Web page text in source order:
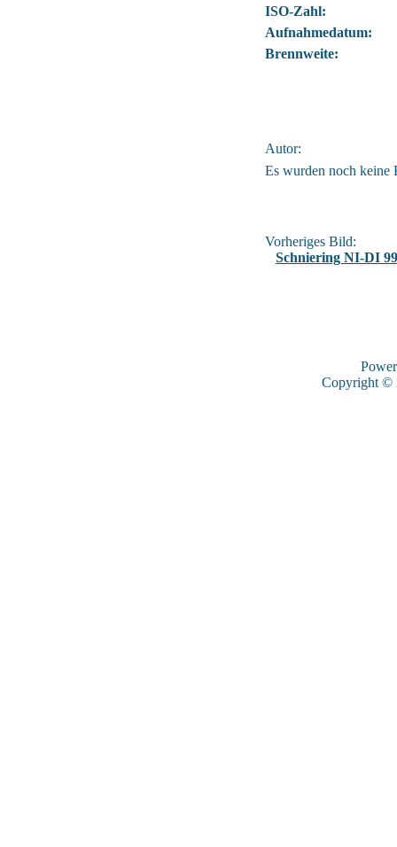
ISO-Zahl:
Aufnahmedatum:
Brennweite:
Autor:
Es wurden noch keine
Vorheriges Bild:
Schniering NI-DI
Copyright ©